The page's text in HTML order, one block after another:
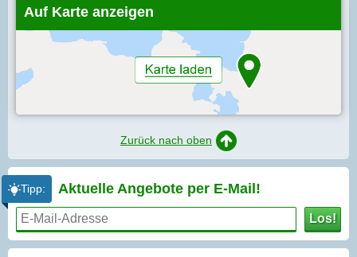
Auf Karte anzeigen
Zurück nach oben
Tipp: Aktuelle Angebote per E-Mail!
Los!